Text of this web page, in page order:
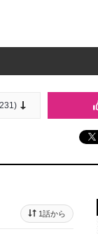
231)
1話から